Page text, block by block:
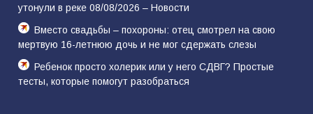
утонули в реке 08/08/2026 – Новости
Вместо свадьбы – похороны: отец смотрел на свою
мертвую 16-летнюю дочь и не мог сдержать слезы
Ребенок просто холерик или у него СДВГ? Простые
тесты, которые помогут разобраться